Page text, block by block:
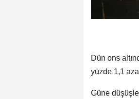
Dün ons
yüzde 1,1
Güne